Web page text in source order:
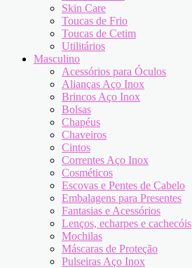
Skin Care
Toucas de Frio
Toucas de Cetim
Utilitários
Masculino
Acessórios para Óculos
Alianças Aço Inox
Brincos Aço Inox
Bolsas
Chapéus
Chaveiros
Cintos
Correntes Aço Inox
Cosméticos
Escovas e Pentes de Cabelo
Embalagens para Presentes
Fantasias e Acessórios
Lenços, echarpes e cachecóis
Mochilas
Máscaras de Proteção
Pulseiras Aço Inox